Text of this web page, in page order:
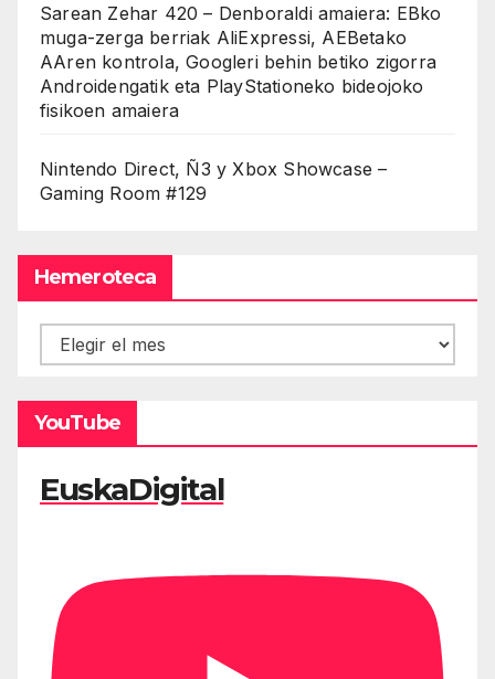
Sarean Zehar 420 – Denboraldi amaiera: EBko
muga-zerga berriak AliExpressi, AEBetako
AAren kontrola, Googleri behin betiko zigorra
Androidengatik eta PlayStationeko bideojoko
fisikoen amaiera
Nintendo Direct, Ñ3 y Xbox Showcase –
Gaming Room #129
Hemeroteca
Hemeroteca
YouTube
EuskaDigital